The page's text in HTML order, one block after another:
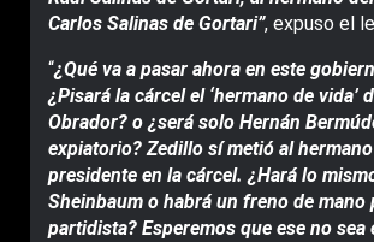
Carlos Salinas de Gortari”, expuso el
“¿Qué va a pasar ahora en este
¿Pisará la cárcel el ‘hermano de vida’
Obrador? o ¿será solo Hernán
expiatorio? Zedillo sí metió al
presidente en la cárcel. ¿Hará lo
Sheinbaum o habrá un freno de mano
partidista? Esperemos que ese no sea